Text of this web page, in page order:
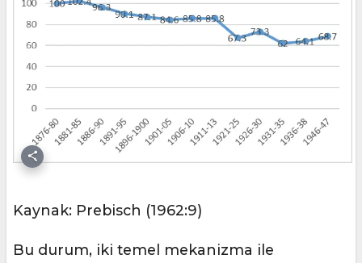
Kaynak: Prebisch (1962:9)
Bu durum, iki temel mekanizma ile